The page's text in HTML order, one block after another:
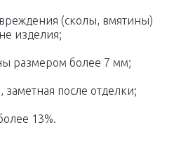
(сколы, вмятины)
изделия;
размером более 7 мм;
после отделки;
13%.